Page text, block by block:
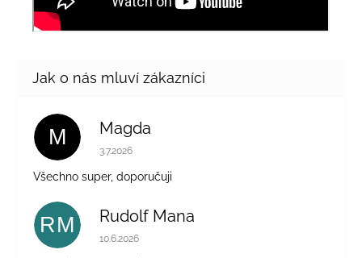
M Magda
Hodnocení obchodu je 5 z 5 hvězdiček.
3.7.2026
Všechno super, doporučuji
RM Rudolf Mana
Hodnocení obchodu je 5 z 5 hvězdiček.
10.6.2026